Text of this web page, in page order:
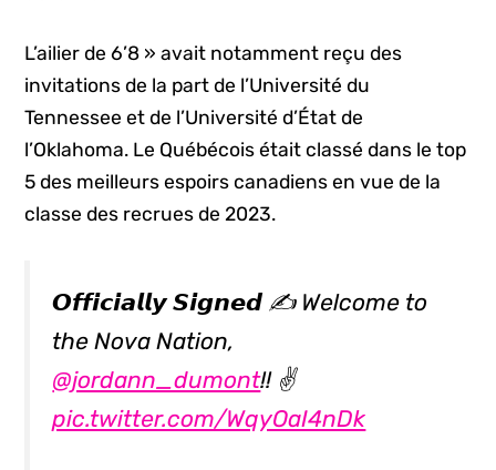
L’ailier de 6’8 » avait notamment reçu des
invitations de la part de l’Université du
Tennessee et de l’Université d’État de
l’Oklahoma. Le Québécois était classé dans le top
5 des meilleurs espoirs canadiens en vue de la
classe des recrues de 2023.
𝙊𝙛𝙛𝙞𝙘𝙞𝙖𝙡𝙡𝙮 𝙎𝙞𝙜𝙣𝙚𝙙 ✍️ Welcome to
the Nova Nation,
@jordann_dumont!! ✌️
pic.twitter.com/WqyOaI4nDk